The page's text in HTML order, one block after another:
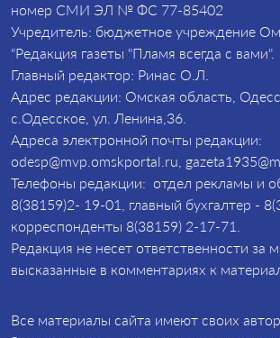
номер СМИ ЭЛ № ФС 77-85402
Учредитель: бюджетное учреждение
"Редакция газеты "Пламя всегда с вами".
Главный редактор: Ринас О.Л.
Адрес редакции: Омская область,
с.Одесское, ул. Ленина,36.
Адреса электронной почты редакции:
odesp@mvp.omskportal.ru,
Телефоны редакции: отдел рекламы и
8(38159)2- 19-01, главный бухгалтер -
корреспонденты 8(38159) 2-17-71.
Редакция не несет ответственности за
высказанные в комментариях к
Все материалы сайта имеют своих